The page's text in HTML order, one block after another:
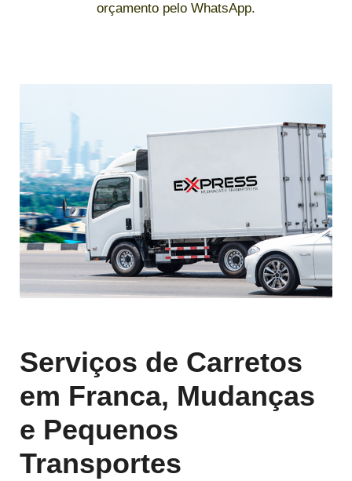
orçamento pelo WhatsApp.
Serviços de Carretos
em Franca, Mudanças
e Pequenos
Transportes